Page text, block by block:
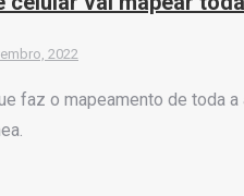
2022
faz o mapeamento de toda